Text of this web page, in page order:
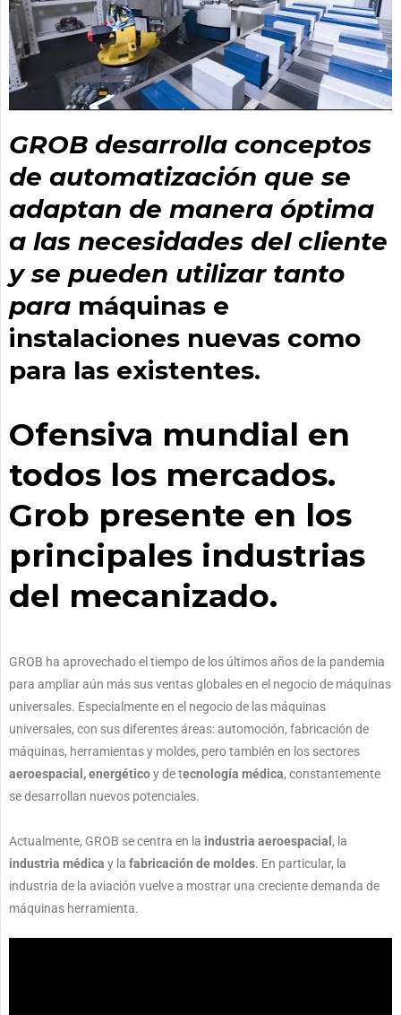
GROB desarrolla conceptos
de automatización que se
adaptan de manera óptima
a las necesidades del cliente
y se pueden utilizar tanto
para máquinas e
instalaciones nuevas como
para las existentes.
Ofensiva mundial en
todos los mercados.
Grob presente en los
principales industrias
del mecanizado.
GROB ha aprovechado el tiempo de los últimos años de la pandemia
para ampliar aún más sus ventas globales en el negocio de máquinas
universales. Especialmente en el negocio de las máquinas
universales, con sus diferentes áreas: automoción, fabricación de
máquinas, herramientas y moldes, pero también en los sectores
aeroespacial, energéticoy de tecnología médica, constantemente
se desarrollan nuevos potenciales.
Actualmente, GROB se centra en la industria aeroespacial , la
industria médica y la fabricación de moldes. En particular, la
industria de la aviación vuelve a mostrar una creciente demanda de
máquinas herramienta.